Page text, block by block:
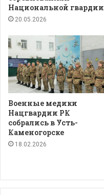
Национальной гвардии
20.05.2026
Военные медики
Нацгвардии РК
собрались в Усть-
Каменогорске
18.02.2026